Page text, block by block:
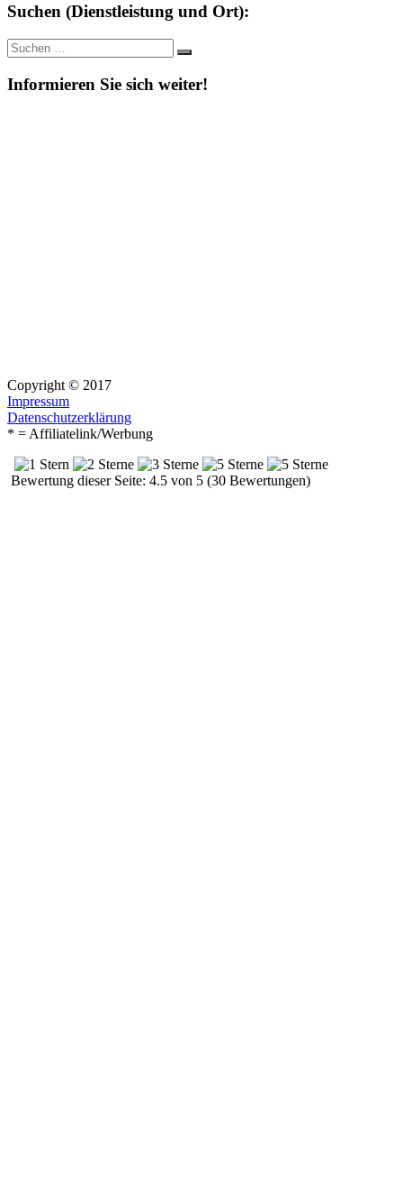
Suchen (Dienstleistung und Ort):
Suche
nach:
Suchen
Informieren Sie sich weiter!
Copyright © 2017
Impressum
Datenschutzerklärung
* = Affiliatelink/Werbung
Bewertung dieser Seite: 4.5 von 5 (30 Bewertungen)